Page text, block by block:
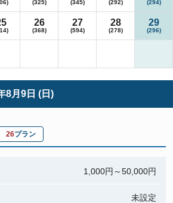
26 27 28 29
8月9日 (日)
26プラン
1,000円～50,000円
未設定